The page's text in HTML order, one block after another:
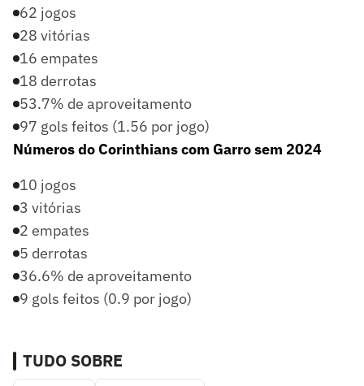
62 jogos
28 vitórias
16 empates
18 derrotas
53.7% de aproveitamento
97 gols feitos (1.56 por jogo)
Números do Corinthians com Garro sem 2024
10 jogos
3 vitórias
2 empates
5 derrotas
36.6% de aproveitamento
9 gols feitos (0.9 por jogo)
TUDO SOBRE